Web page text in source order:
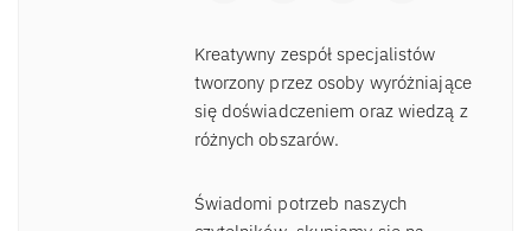
Kreatywny zespół specjalistów
tworzony przez osoby wyróżniające
się doświadczeniem oraz wiedzą z
różnych obszarów.
Świadomi potrzeb naszych